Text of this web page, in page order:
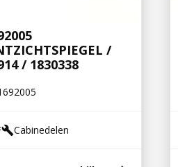
/
/ 1830338
buildCabinedelen